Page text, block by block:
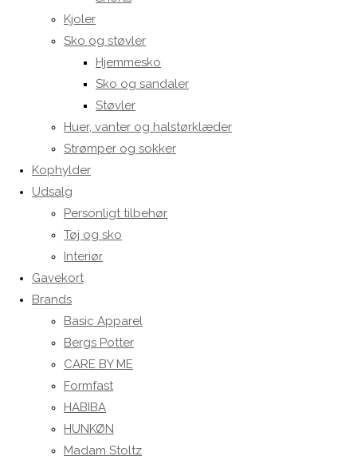
Kjoler
Sko og støvler
Hjemmesko
Sko og sandaler
Støvler
Huer, vanter og halstørklæder
Strømper og sokker
Kophylder
Udsalg
Personligt tilbehør
Tøj og sko
Interiør
Gavekort
Brands
Basic Apparel
Bergs Potter
CARE BY ME
Formfast
HABIBA
HUNKØN
Madam Stoltz